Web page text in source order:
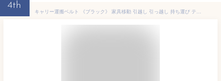
4th
キャリー運搬ベルト 《ブラック》 家具移動 引越し 引っ越し 持ち運び テレビ 大型家具[送料無料(一部地域を除く)]